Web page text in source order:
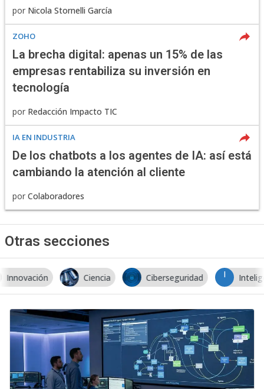
por Nicola Stornelli García
ZOHO
La brecha digital: apenas un 15% de las
empresas rentabiliza su inversión en
tecnología
por Redacción Impacto TIC
IA EN INDUSTRIA
De los chatbots a los agentes de IA: así está
cambiando la atención al cliente
por Colaboradores
Otras secciones
Ciencia Ciberseguridad I Inteligencia Artificial